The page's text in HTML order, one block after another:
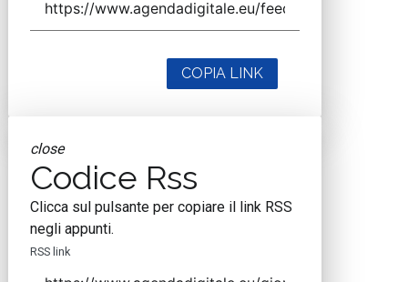
COPIA LINK
close
Codice Rss
Clicca sul pulsante per copiare il link RSS
negli appunti.
RSS link